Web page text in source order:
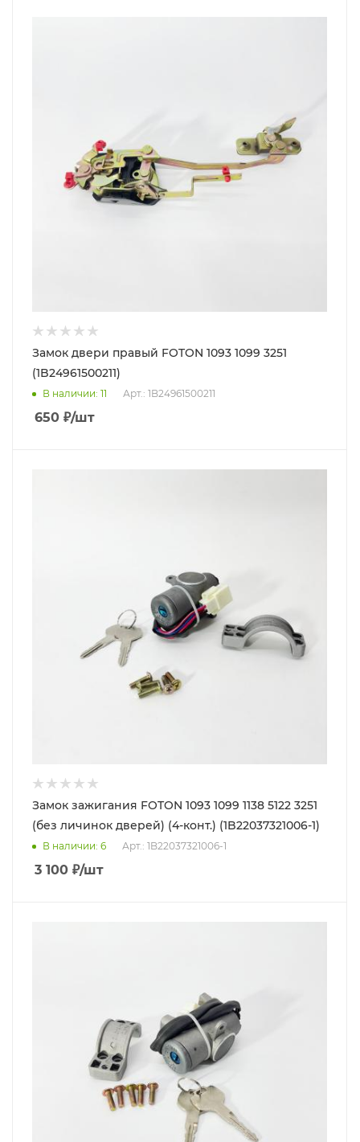
Замок двери правый FOTON 1093 1099 3251
(1B24961500211)
В наличии: 11 Арт.: 1B24961500211
650 ₽/шт
Замок зажигания FOTON 1093 1099 1138 5122 3251
(без личинок дверей) (4-конт.) (1B22037321006-1)
В наличии: 6 Арт.: 1B22037321006-1
3 100 ₽/шт